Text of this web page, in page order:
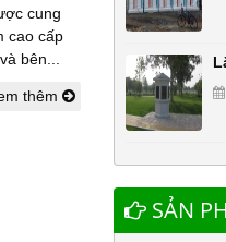
cung
cao cấp
bên...
thêm
SẢN